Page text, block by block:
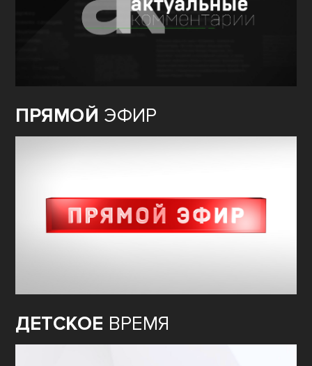
ПРЯМОЙ ЭФИР
ДЕТСКОЕ ВРЕМЯ